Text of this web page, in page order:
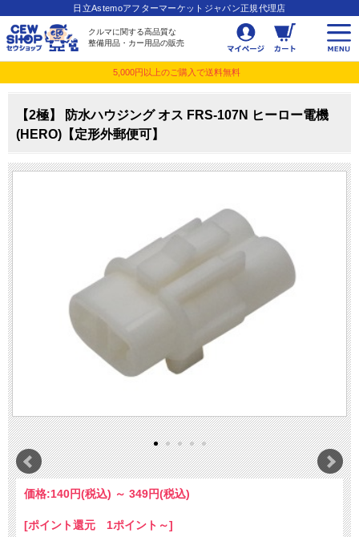
日立Astemoアフターマーケットジャパン正規代理店
クルマに関する高品質な
整備用品・カー用品の販売
5,000円以上のご購入で送料無料
【2極】 防水ハウジング オス FRS-107N ヒーロー電機
(HERO)【定形外郵便可】
価格:140円(税込) ～ 349円(税込)
[ポイント還元 1ポイント～]